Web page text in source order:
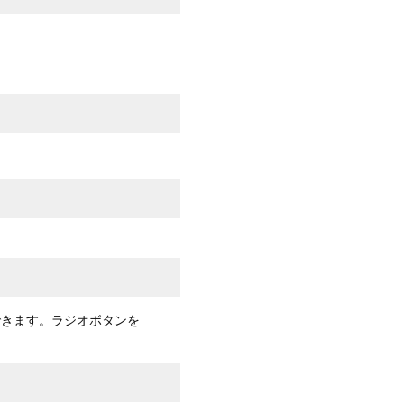
ます。ラジオボタンを